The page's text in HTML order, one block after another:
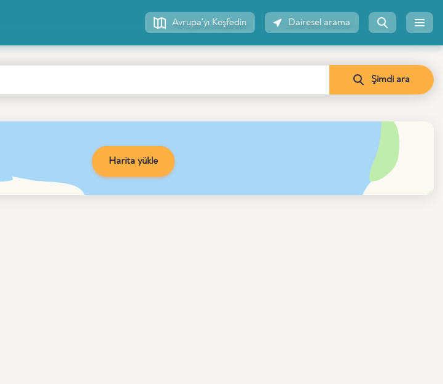
Avrupa'yı Keşfedin Dairesel arama
Şimdi ara
Harita yükle